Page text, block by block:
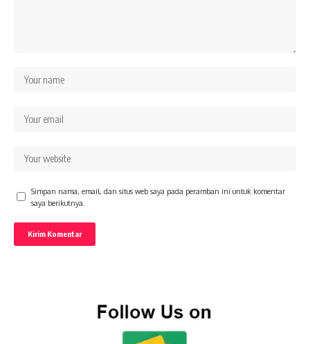
Simpan nama, email, dan situs web saya pada peramban ini untuk komentar
saya berikutnya.